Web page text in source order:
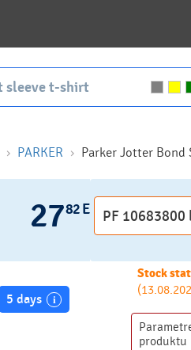
PARKER Parker Jotter
2782 EUR
5 days
Stock
produktu